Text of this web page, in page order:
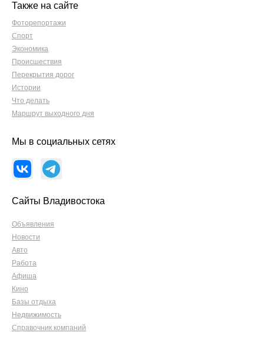
Также на сайте
Фоторепортажи
Спорт
Экономика
Происшествия
Перекрытия дорог
Истории
Что делать
Маршрут выходного дня
Мы в социальных сетях
Сайты Владивостока
Объявления
Новости
Авто
Работа
Афиша
Кино
Базы отдыха
Недвижимость
Справочник компаний